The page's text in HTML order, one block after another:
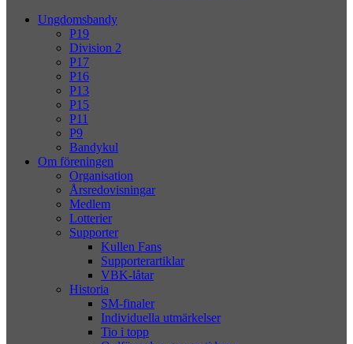
Ungdomsbandy
P19
Division 2
P17
P16
P13
P15
P11
P9
Bandykul
Om föreningen
Organisation
Årsredovisningar
Medlem
Lotterier
Supporter
Kullen Fans
Supporterartiklar
VBK-låtar
Historia
SM-finaler
Individuella utmärkelser
Tio i topp